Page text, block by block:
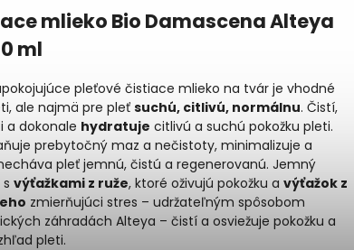
mlieko Bio Damascena Alteya
ml
pleťové čistiace mlieko na tvár je vhodné
ale najmä pre pleťsuchú, citlivú, normálnu. Čistí,
a dokonale hydratuje citlivú a suchú pokožku pleti.
prebytočný maz a nečistoty, minimalizuje a
pleť jemnú, čistú a regenerovanú. Jemný
výťažkami z ruže, ktoré oživujú pokožku a výťažok z
zmierňujúci stres – udržateľným spôsobom
záhradách Alteya – čistí a osviežuje pokožku a
pleti.